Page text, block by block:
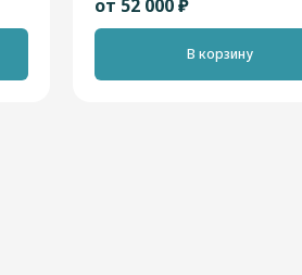
от 52 000 ₽
В корзину